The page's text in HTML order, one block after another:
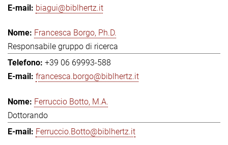
biagui@biblhertz.it
Francesca Borgo, Ph.D.
Responsabile gruppo di ricerca
+39 06 69993-588
francesca.borgo@biblhertz.it
Ferruccio Botto, M.A.
Dottorando
Ferruccio.Botto@biblhertz.it